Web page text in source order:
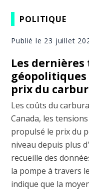
POLITIQUE
Publié le 23 juillet
Les
prix du
Les coûts du
Canada, les
propulsé le prix du
niveau depuis plus
recueille des
la pompe à travers
indique que la